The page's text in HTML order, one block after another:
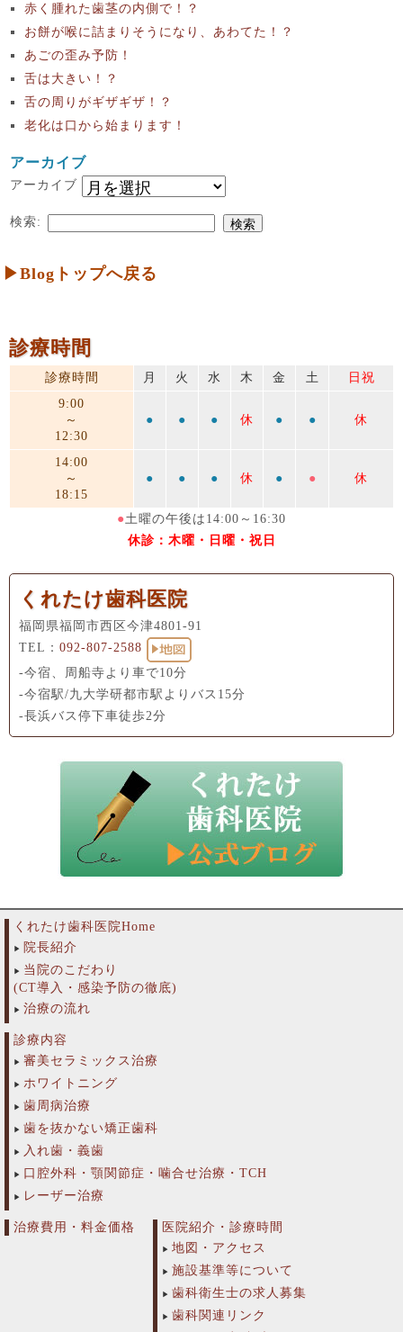
赤く腫れた歯茎の内側で！？
お餅が喉に詰まりそうになり、あわてた！？
あごの歪み予防！
舌は大きい！？
舌の周りがギザギザ！？
老化は口から始まります！
アーカイブ
アーカイブ
検索:
▶Blogトップへ戻る
診療時間
診療時間 月 火 水 木 金 土
日祝
9:00
～
12:30
● ● ● 休 ● ● 休
14:00
～
18:15
● ● ● 休 ● ● 休
●土曜の午後は14:00～16:30
休診：木曜・日曜・祝日
くれたけ歯科医院
福岡県福岡市西区今津4801-91
TEL： 092-807-2588
-今宿、周船寺より車で10分
-今宿駅/九大学研都市駅よりバス15分
-長浜バス停下車徒歩2分
くれたけ歯科医院Home
院長紹介
当院のこだわり
(CT導入・感染予防の徹底)
治療の流れ
診療内容
審美セラミックス治療
ホワイトニング
歯周病治療
歯を抜かない矯正歯科
入れ歯・義歯
口腔外科・顎関節症・噛合せ治療・TCH
レーザー治療
治療費用・料金価格
医院紹介・診療時間
地図・アクセス
施設基準等について
歯科衛生士の求人募集
歯科関連リンク